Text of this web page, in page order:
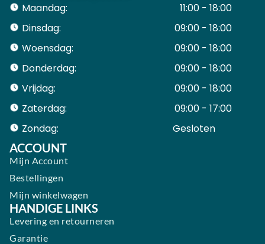
Maandag:
11:00 - 18:00
Dinsdag:
09:00 - 18:00
Woensdag:
09:00 - 18:00
Donderdag:
09:00 - 18:00
Vrijdag:
09:00 - 18:00
Zaterdag:
09:00 - 17:00
Zondag:
Gesloten ​ ​ ​ ​ ​ ​ ​
ACCOUNT
Mijn Account
Bestellingen
Mijn winkelwagen
HANDIGE LINKS
Levering en retourneren
Garantie